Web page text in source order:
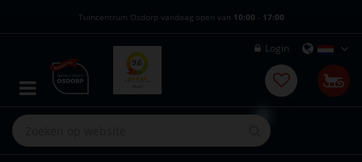
Tuincentrum Osdorp vandaag open van 10:00 - 17:00
Login